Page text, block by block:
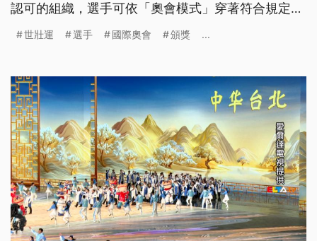
認可的組織，選手可依「奧會模式」穿著符合規定的
世壯運 選手 國際奧會 頒獎 ...